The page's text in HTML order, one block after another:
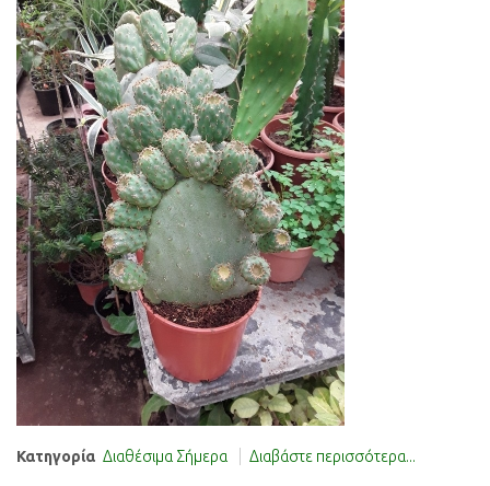
Κατηγορία Διαθέσιμα Σήμερα Διαβάστε περισσότερα...